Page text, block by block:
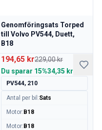
Genomföringsats Torped
till Volvo PV544, Duett,
B18
194,65 kr229,00 kr
Du sparar 15%34,35 kr
PV544, 210
Antal per bil :Sats
Motor: B18
Motor: B18